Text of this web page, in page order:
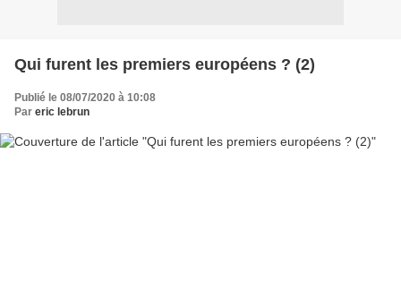
Qui furent les premiers européens ? (2)
Publié le 08/07/2020 à 10:08
Par eric lebrun